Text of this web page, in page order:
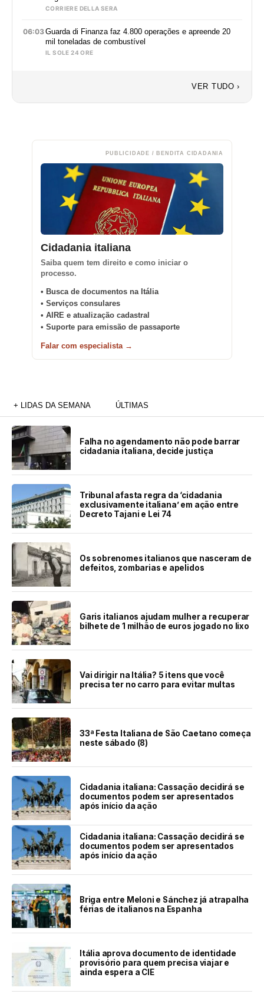
CORRIERE DELLA SERA
06:03Guarda di Finanza faz 4.800 operações e apreende 20
mil toneladas de combustível
IL SOLE 24 ORE
VER TUDO ›
PUBLICIDADE / BENDITA CIDADANIA
Cidadania italiana
Saiba quem tem direito e como iniciar o
processo.
• Busca de documentos na Itália
• Serviços consulares
• AIRE e atualização cadastral
• Suporte para emissão de passaporte
Falar com especialista →
+ LIDAS DA SEMANA ÚLTIMAS
Falha no agendamento não pode barrar
cidadania italiana, decide justiça
Tribunal afasta regra da ‘cidadania
exclusivamente italiana’ em ação entre
Decreto Tajani e Lei 74
Os sobrenomes italianos que nasceram de
defeitos, zombarias e apelidos
Garis italianos ajudam mulher a recuperar
bilhete de 1 milhão de euros jogado no lixo
Vai dirigir na Itália? 5 itens que você
precisa ter no carro para evitar multas
33ª Festa Italiana de São Caetano começa
neste sábado (8)
Cidadania italiana: Cassação decidirá se
documentos podem ser apresentados
após início da ação
Cidadania italiana: Cassação decidirá se
documentos podem ser apresentados
após início da ação
Briga entre Meloni e Sánchez já atrapalha
férias de italianos na Espanha
Itália aprova documento de identidade
provisório para quem precisa viajar e
ainda espera a CIE